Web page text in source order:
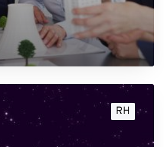
RH